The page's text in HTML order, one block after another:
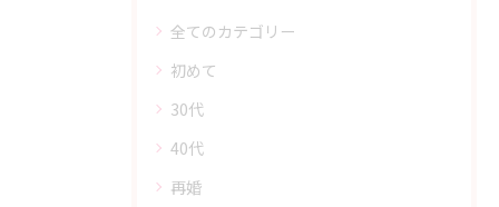
全てのカテゴリー
初めて
30代
40代
再婚